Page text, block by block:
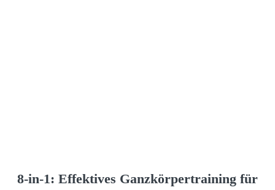
8-in-1: Effektives Ganzkörpertraining für